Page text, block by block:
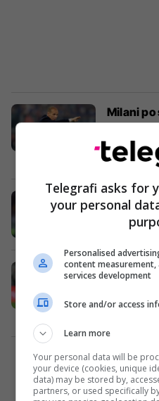
Milani
të
Serie A
Allegri
Ricci
Serie A
Allegri
Napolit
e Milanit
1
Telegrafi asks for
your personal
Personalised
content measurement,
services development
Store and/or access
Learn more
Your personal data will be
your device (cookies, unique
data) may be stored by,
partners, or used specifically